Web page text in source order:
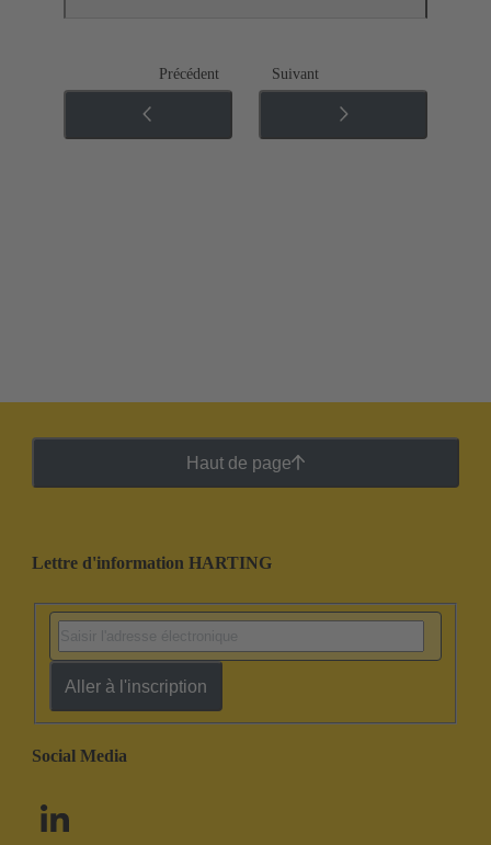
Précédent Suivant
Haut de page
Lettre d'information HARTING
Aller à l'inscription
Social Media